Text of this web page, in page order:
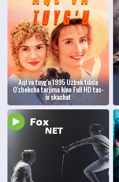
Aql va tuyg'u 1995 Uzbek tilida
O'zbekcha tarjima kino Full HD tas-
ix skachat